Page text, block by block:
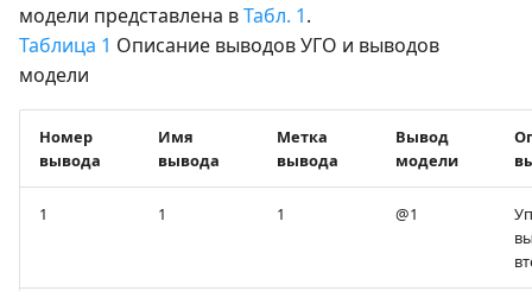
модели представлена вТабл. 1.
Таблица 1 Описание выводов УГО и выводов
модели
Номер
вывода
Имя
вывода
Метка
вывода
Вывод
модели
1 1 1 @1